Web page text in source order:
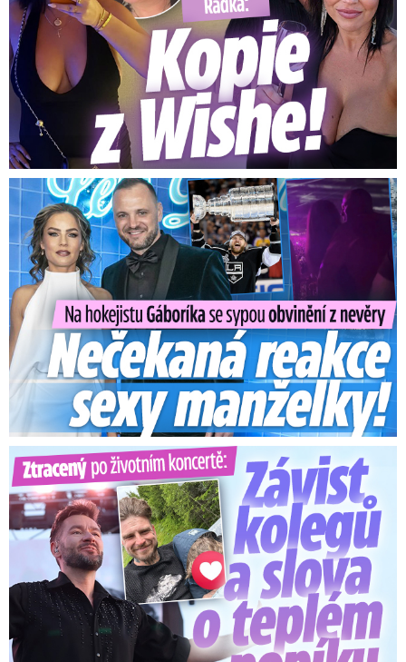
Na Gáboríka se sypou obvinění z nevěry: Reakce manželky!
Ztracený po životním koncertě: Závist kolegů a teplý popík